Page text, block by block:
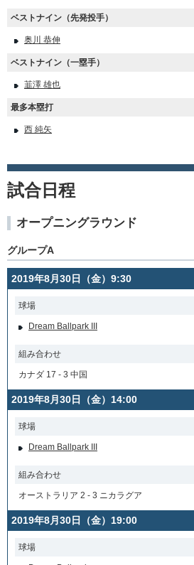
ベストナイン（先発投手）
奥川 恭伸
ベストナイン（一塁手）
韮澤 雄也
最多本塁打
西 純矢
試合日程
オープニングラウンド
グループA
2019年8月30日（金）9:30
球場
Dream Ballpark III
組み合わせ
カナダ 17 - 3 中国
2019年8月30日（金）14:00
球場
Dream Ballpark III
組み合わせ
オーストラリア 2 - 3 ニカラグア
2019年8月30日（金）19:00
球場